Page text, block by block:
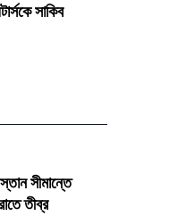
সাকিব
সীমান্তে
তীব্র